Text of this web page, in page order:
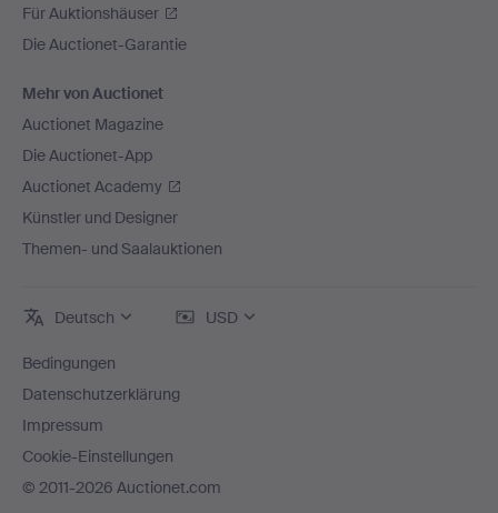
Für Auktionshäuser
Die Auctionet-Garantie
Mehr von Auctionet
Auctionet Magazine
Die Auctionet-App
Auctionet Academy
Künstler und Designer
Themen- und Saalauktionen
Deutsch USD
Bedingungen
Datenschutzerklärung
Impressum
Cookie-Einstellungen
© 2011-2026 Auctionet.com